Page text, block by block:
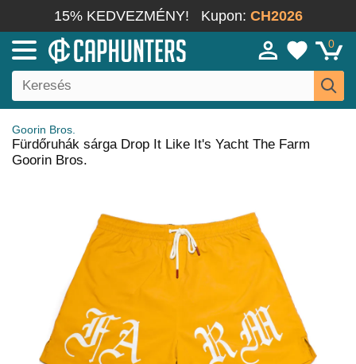
15% KEDVEZMÉNY! Kupon: CH2026
0
Goorin Bros.
Fürdőruhák sárga Drop It Like It's Yacht The Farm
Goorin Bros.